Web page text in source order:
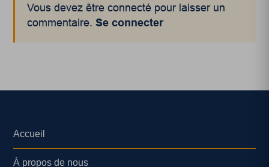
Vous devez être connecté pour laisser un
commentaire.Se connecter
Accueil
À propos de nous